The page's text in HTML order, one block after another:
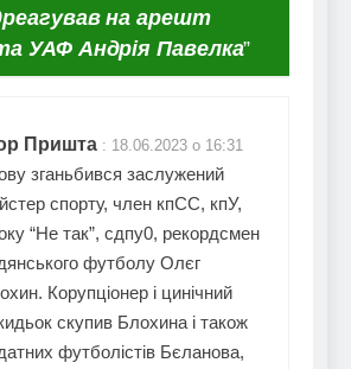
на арешт
УАФ Андрія Павелка”
Пришта : 18.06.2023 о 16:31
зганьбився заслужений
спорту, член кпСС, кпУ,
“Не так”, сдпу0, рекордсмен
футболу Олєг
Корупціонер і цинічний
скупив Блохина і також
футболістів Бєланова,